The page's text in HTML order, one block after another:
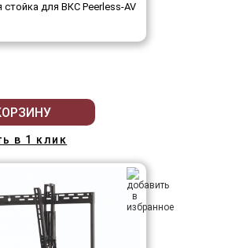
для ВКС Peerless-AV
в 1 клик